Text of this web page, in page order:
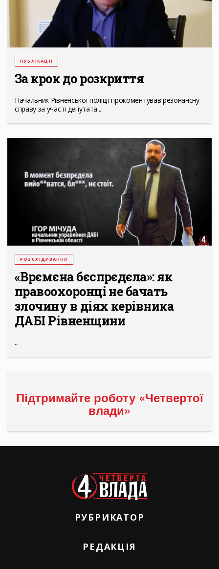
ПУБЛІКАЦІЇ
За крок до розкриття
Начальник Рівненської поліції прокоментував резонансну
справу за участі депутата...
РОЗСЛІДУВАННЯ
«Врємєна бєспрєдєла»: як
правоохоронці не бачать
злочину в діях керівника
ДАБІ Рівненщини
...
Підтримайте роботу «Четвертої
влади»
РУБРИКАТОР
РЕДАКЦІЯ